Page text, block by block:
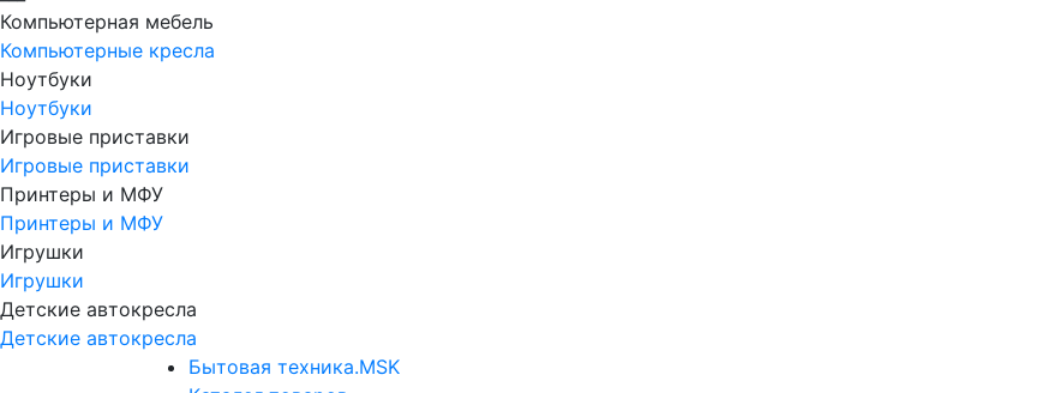
Компьютерная мебель
Компьютерные кресла
Ноутбуки
Ноутбуки
Игровые приставки
Игровые приставки
Принтеры и МФУ
Принтеры и МФУ
Игрушки
Игрушки
Детские автокресла
Детские автокресла
Бытовая техника.MSK